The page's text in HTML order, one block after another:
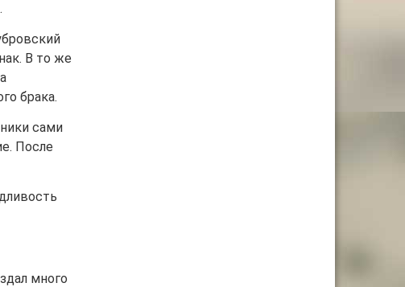
В то же
брака.
сами
После
много